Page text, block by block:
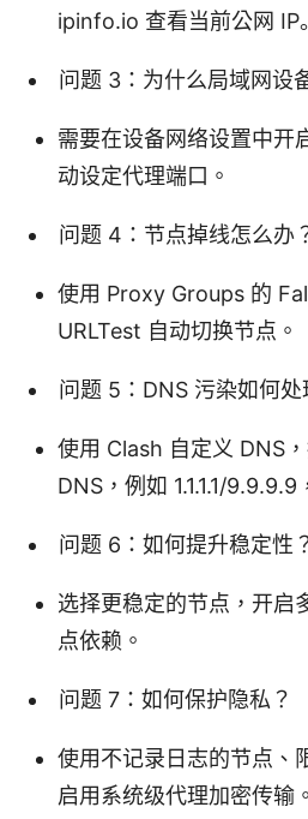
ipinfo.io 查看当前公网 IP。
问题 3：为什么局域网设
需要在设备网络设置中开
动设定代理端口。
问题 4：节点掉线怎么办
使用 Proxy Groups 的
URLTest 自动切换节点。
问题 5：DNS 污染如何处
使用 Clash 自定义 DNS
DNS，例如 1.1.1.1/9.9.9.9
问题 6：如何提升稳定性
选择更稳定的节点，开启
点依赖。
问题 7：如何保护隐私？
使用不记录日志的节点、
启用系统级代理加密传输。